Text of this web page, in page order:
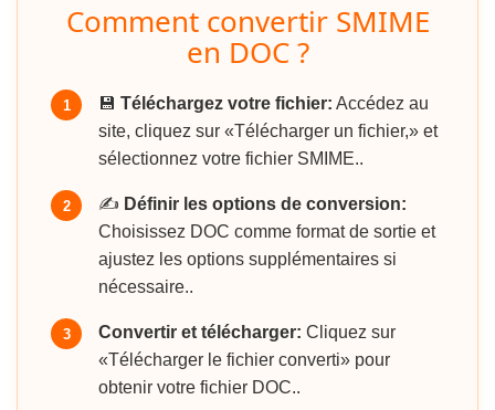
Comment convertir SMIME
en DOC ?
1 💾 Téléchargez votre fichier: Accédez au
site, cliquez sur «Télécharger un fichier,» et
sélectionnez votre fichier SMIME..
2 ✍️ Définir les options de conversion:
Choisissez DOC comme format de sortie et
ajustez les options supplémentaires si
nécessaire..
3 Convertir et télécharger: Cliquez sur
«Télécharger le fichier converti» pour
obtenir votre fichier DOC..